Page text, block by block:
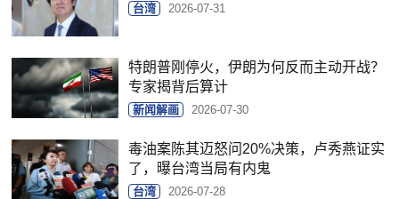
台湾 2026-07-31
特朗普刚停火，伊朗为何反而主动开战？
专家揭背后算计
新闻解画 2026-07-30
毒油案陈其迈怒问20%决策，卢秀燕证实
了，曝台湾当局有内鬼
台湾 2026-07-28